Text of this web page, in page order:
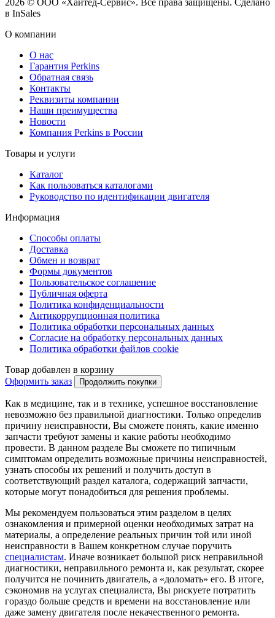
в InSales
О компании
О нас
Гарантия Perkins
Обратная связь
Контакты
Реквизиты компании
Наши преимущества
Новости
Компания Perkins в России
Товары и услуги
Каталог
Как пользоваться каталогами
Руководство по идентификации двигателя
Информация
Способы оплаты
Доставка
Обмен и возврат
Формы документов
Пользовательское соглашение
Публичная оферта
Политика конфиденциальности
Антикоррупционная политика
Политика обработки персональных данных
Согласие на обработку персональных данных
Политика обработки файлов cookie
Товар добавлен в корзину
Оформить заказ
Продолжить покупки
Как в медицине, так и в технике, успешное восстановление
невозможно без правильной диагностики. Только определив
причину неисправности, Вы сможете понять, какие именно
запчасти требуют замены и какие работы необходимо
провести. В данном разделе Вы сможете по типичным
симптомам определить возможные причины неисправностей,
узнать способы их решений и получить доступ в
соответствующий раздел каталога, содержащий запчасти,
которые могут понадобиться для решения проблемы.
Мы рекомендуем пользоваться этим разделом в целях
ознакомления и примерной оценки необходимых затрат на
материалы, а определение реальных причин той или иной
неисправности в Вашем конкретном случае поручить
специалистам. Иначе возникает большой риск неправильной
диагностики, неправильного ремонта и, как результат, скорее
получится не починить двигатель, а «доломать» его. В итоге,
сэкономив на услугах специалиста, Вы рискуете потратить
гораздо больше средств и времени на восстановление или
даже замену двигателя после некачественного ремонта.